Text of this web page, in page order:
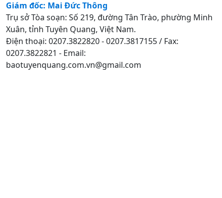
Giám đốc: Mai Đức Thông
Trụ sở Tòa soạn: Số 219, đường Tân Trào, phường Minh
Xuân, tỉnh Tuyên Quang, Việt Nam.
Điện thoại: 0207.3822820 - 0207.3817155 / Fax:
0207.3822821 - Email:
baotuyenquang.com.vn@gmail.com